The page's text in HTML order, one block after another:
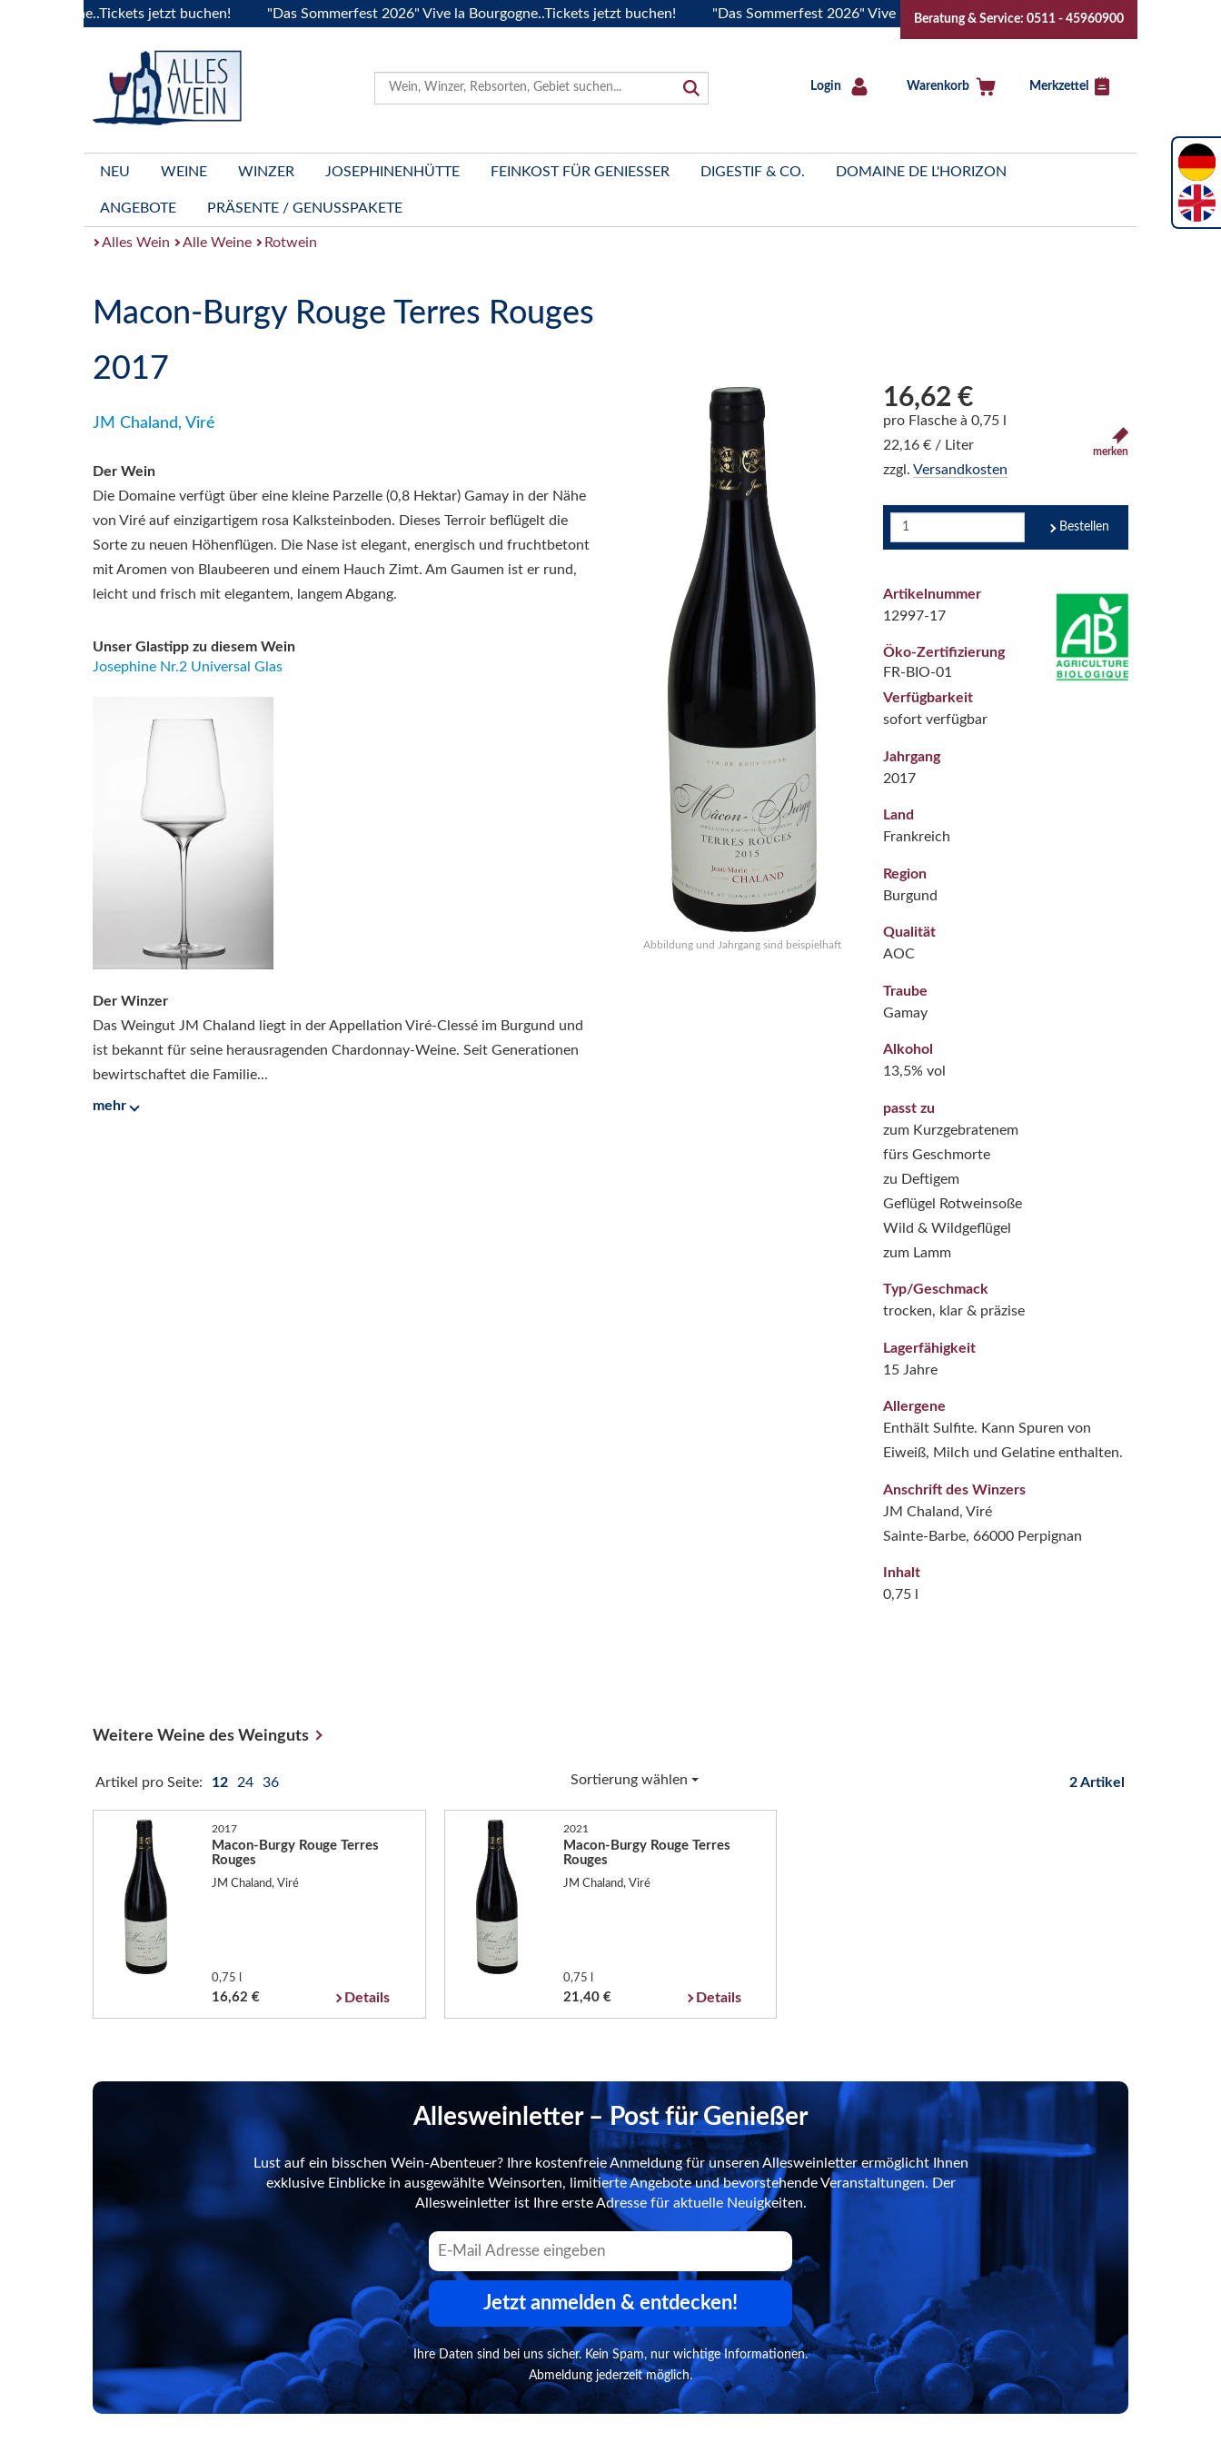
jetzt buchen! "Das Sommerfest 2026" Vive la Bourgogne..Tickets jetzt buchen! "Das Sommerfest 2026" Vive la Bourgogne..Tickets jetzt buchen! "Das
Beratung & Service: 0511 - 45960900
Login Warenkorb Merkzettel
NEU WEINE WINZER JOSEPHINENHÜTTE FEINKOST FÜR GENIESSER DIGESTIF & CO. DOMAINE DE L'HORIZON
ANGEBOTE PRÄSENTE / GENUSSPAKETE
Alles Wein Alle Weine Rotwein
Macon-Burgy Rouge Terres Rouges
2017
JM Chaland, Viré
Der Wein
Die Domaine verfügt über eine kleine Parzelle (0,8 Hektar) Gamay in der Nähe
von Viré auf einzigartigem rosa Kalksteinboden. Dieses Terroir beflügelt die
Sorte zu neuen Höhenflügen. Die Nase ist elegant, energisch und fruchtbetont
mit Aromen von Blaubeeren und einem Hauch Zimt. Am Gaumen ist er rund,
leicht und frisch mit elegantem, langem Abgang.
Unser Glastipp zu diesem Wein
Josephine Nr.2 Universal Glas
Der Winzer
Das Weingut JM Chaland liegt in der Appellation Viré-Clessé im Burgund und
ist bekannt für seine herausragenden Chardonnay-Weine. Seit Generationen
bewirtschaftet die Familie...
mehr
Abbildung und Jahrgang sind beispielhaft
16,62 €
pro Flasche à 0,75 l
22,16 € / Liter
zzgl. Versandkosten
merken
Bestellen
Artikelnummer
12997-17
Öko-Zertifizierung
FR-BIO-01
Verfügbarkeit
sofort verfügbar
Jahrgang
2017
Land
Frankreich
Region
Burgund
Qualität
AOC
Traube
Gamay
Alkohol
13,5% vol
passt zu
zum Kurzgebratenem
fürs Geschmorte
zu Deftigem
Geflügel Rotweinsoße
Wild & Wildgeflügel
zum Lamm
Typ/Geschmack
trocken, klar & präzise
Lagerfähigkeit
15 Jahre
Allergene
Enthält Sulfite. Kann Spuren von
Eiweiß, Milch und Gelatine enthalten.
Anschrift des Winzers
JM Chaland, Viré
Sainte-Barbe, 66000 Perpignan
Inhalt
0,75 l
Weitere Weine des Weinguts
Artikel pro Seite: 12 24 36 Sortierung wählen 2 Artikel
2017
Macon-Burgy Rouge Terres
Rouges
JM Chaland, Viré
0,75 l
16,62 € Details
2021
Macon-Burgy Rouge Terres
Rouges
JM Chaland, Viré
0,75 l
21,40 € Details
Allesweinletter – Post für Genießer
Lust auf ein bisschen Wein-Abenteuer? Ihre kostenfreie Anmeldung für unseren Allesweinletter ermöglicht Ihnen
exklusive Einblicke in ausgewählte Weinsorten, limitierte Angebote und bevorstehende Veranstaltungen. Der
Allesweinletter ist Ihre erste Adresse für aktuelle Neuigkeiten.
Jetzt anmelden & entdecken!
Ihre Daten sind bei uns sicher. Kein Spam, nur wichtige Informationen.
Abmeldung jederzeit möglich.